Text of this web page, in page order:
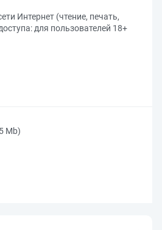
Интернет (чтение, печать,
для пользователей 18+
Mb)